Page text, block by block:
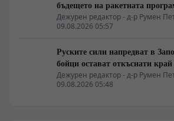
бъдещето на ракетната
Дежурен редактор - д-р Румен
09.08.2026 05:57
Руските сили напредват в
бойци остават откъснати
Дежурен редактор - д-р Румен
09.08.2026 05:48